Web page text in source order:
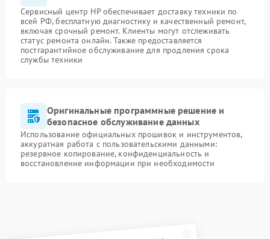
Сервисный центр HP обеспечивает доставку техники по
всей РФ, бесплатную диагностику и качественный ремонт,
включая срочный ремонт. Клиенты могут отслеживать
статус ремонта онлайн. Также предоставляется
постгарантийное обслуживание для продления срока
службы техники
Оригинальные программные решение и
безопасное обслуживание данных
Использование официальных прошивок и инструментов,
аккуратная работа с пользовательскими данными:
резервное копирование, конфиденциальность и
восстановление информации при необходимости